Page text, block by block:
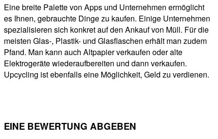
Eine breite Palette von Apps und Unternehmen ermöglicht
es Ihnen, gebrauchte Dinge zu kaufen. Einige Unternehmen
spezialisieren sich konkret auf den Ankauf von Müll. Für die
meisten Glas-, Plastik- und Glasflaschen erhält man zudem
Pfand. Man kann auch Altpapier verkaufen oder alte
Elektrogeräte wiederaufbereiten und dann verkaufen.
Upcycling ist ebenfalls eine Möglichkeit, Geld zu verdienen.
EINE BEWERTUNG ABGEBEN